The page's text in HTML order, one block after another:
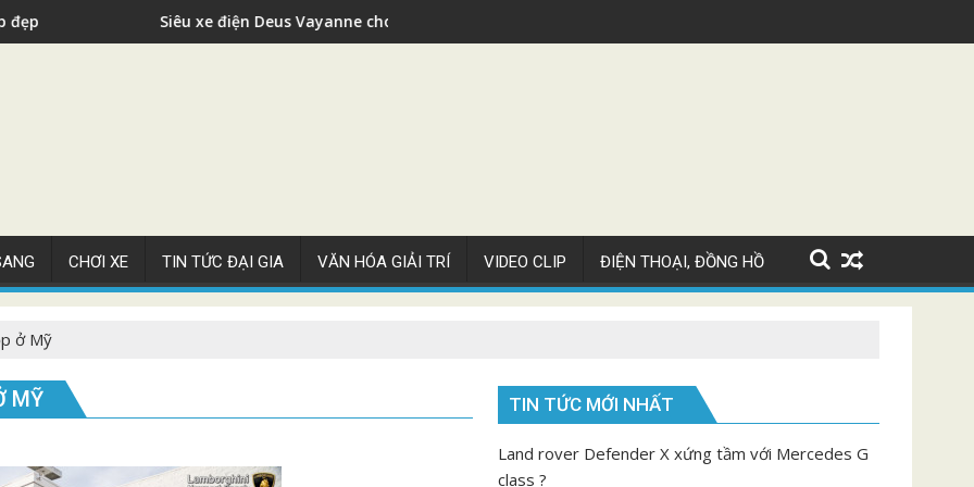
điện Deus Vayanne cho nhà giàu
CHƠI XE TIN TỨC ĐẠI GIA VĂN HÓA GIẢI TRÍ VIDEO CLIP ĐIỆN THOẠI, ĐỒNG HỒ
ở Mỹ
MỸ TIN TỨC MỚI NHẤT
Land rover Defender X xứng tầm với Mercedes G
class ?